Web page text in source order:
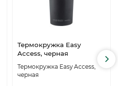
Термокружка Easy
Access, черная
Термокружка Easy Access,
черная